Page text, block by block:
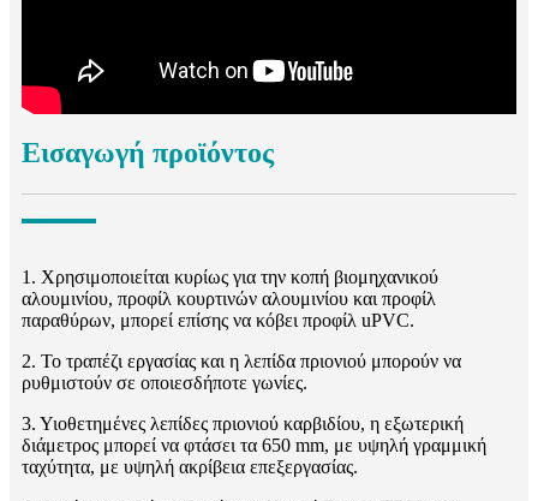
Εισαγωγή προϊόντος
1. Χρησιμοποιείται κυρίως για την κοπή βιομηχανικού
αλουμινίου, προφίλ κουρτινών αλουμινίου και προφίλ
παραθύρων, μπορεί επίσης να κόβει προφίλ uPVC.
2. Το τραπέζι εργασίας και η λεπίδα πριονιού μπορούν να
ρυθμιστούν σε οποιεσδήποτε γωνίες.
3. Υιοθετημένες λεπίδες πριονιού καρβιδίου, η εξωτερική
διάμετρος μπορεί να φτάσει τα 650 mm, με υψηλή γραμμική
ταχύτητα, με υψηλή ακρίβεια επεξεργασίας.